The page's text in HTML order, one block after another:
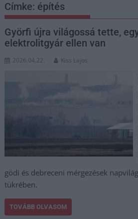
Címke: építés
Györfi újra világossá tette,
elektrolitgyár ellen van
2026.04.22. Kiss Lajos
gödi és debreceni mérgezések
tükrében.
TOVÁBB OLVASOM